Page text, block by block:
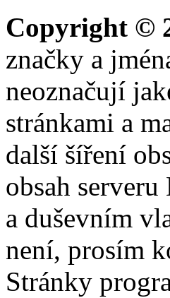
Copyright ©
značky a
neoznačují
stránkami a
další šíření
obsah
a duševním
není, prosím
Stránky